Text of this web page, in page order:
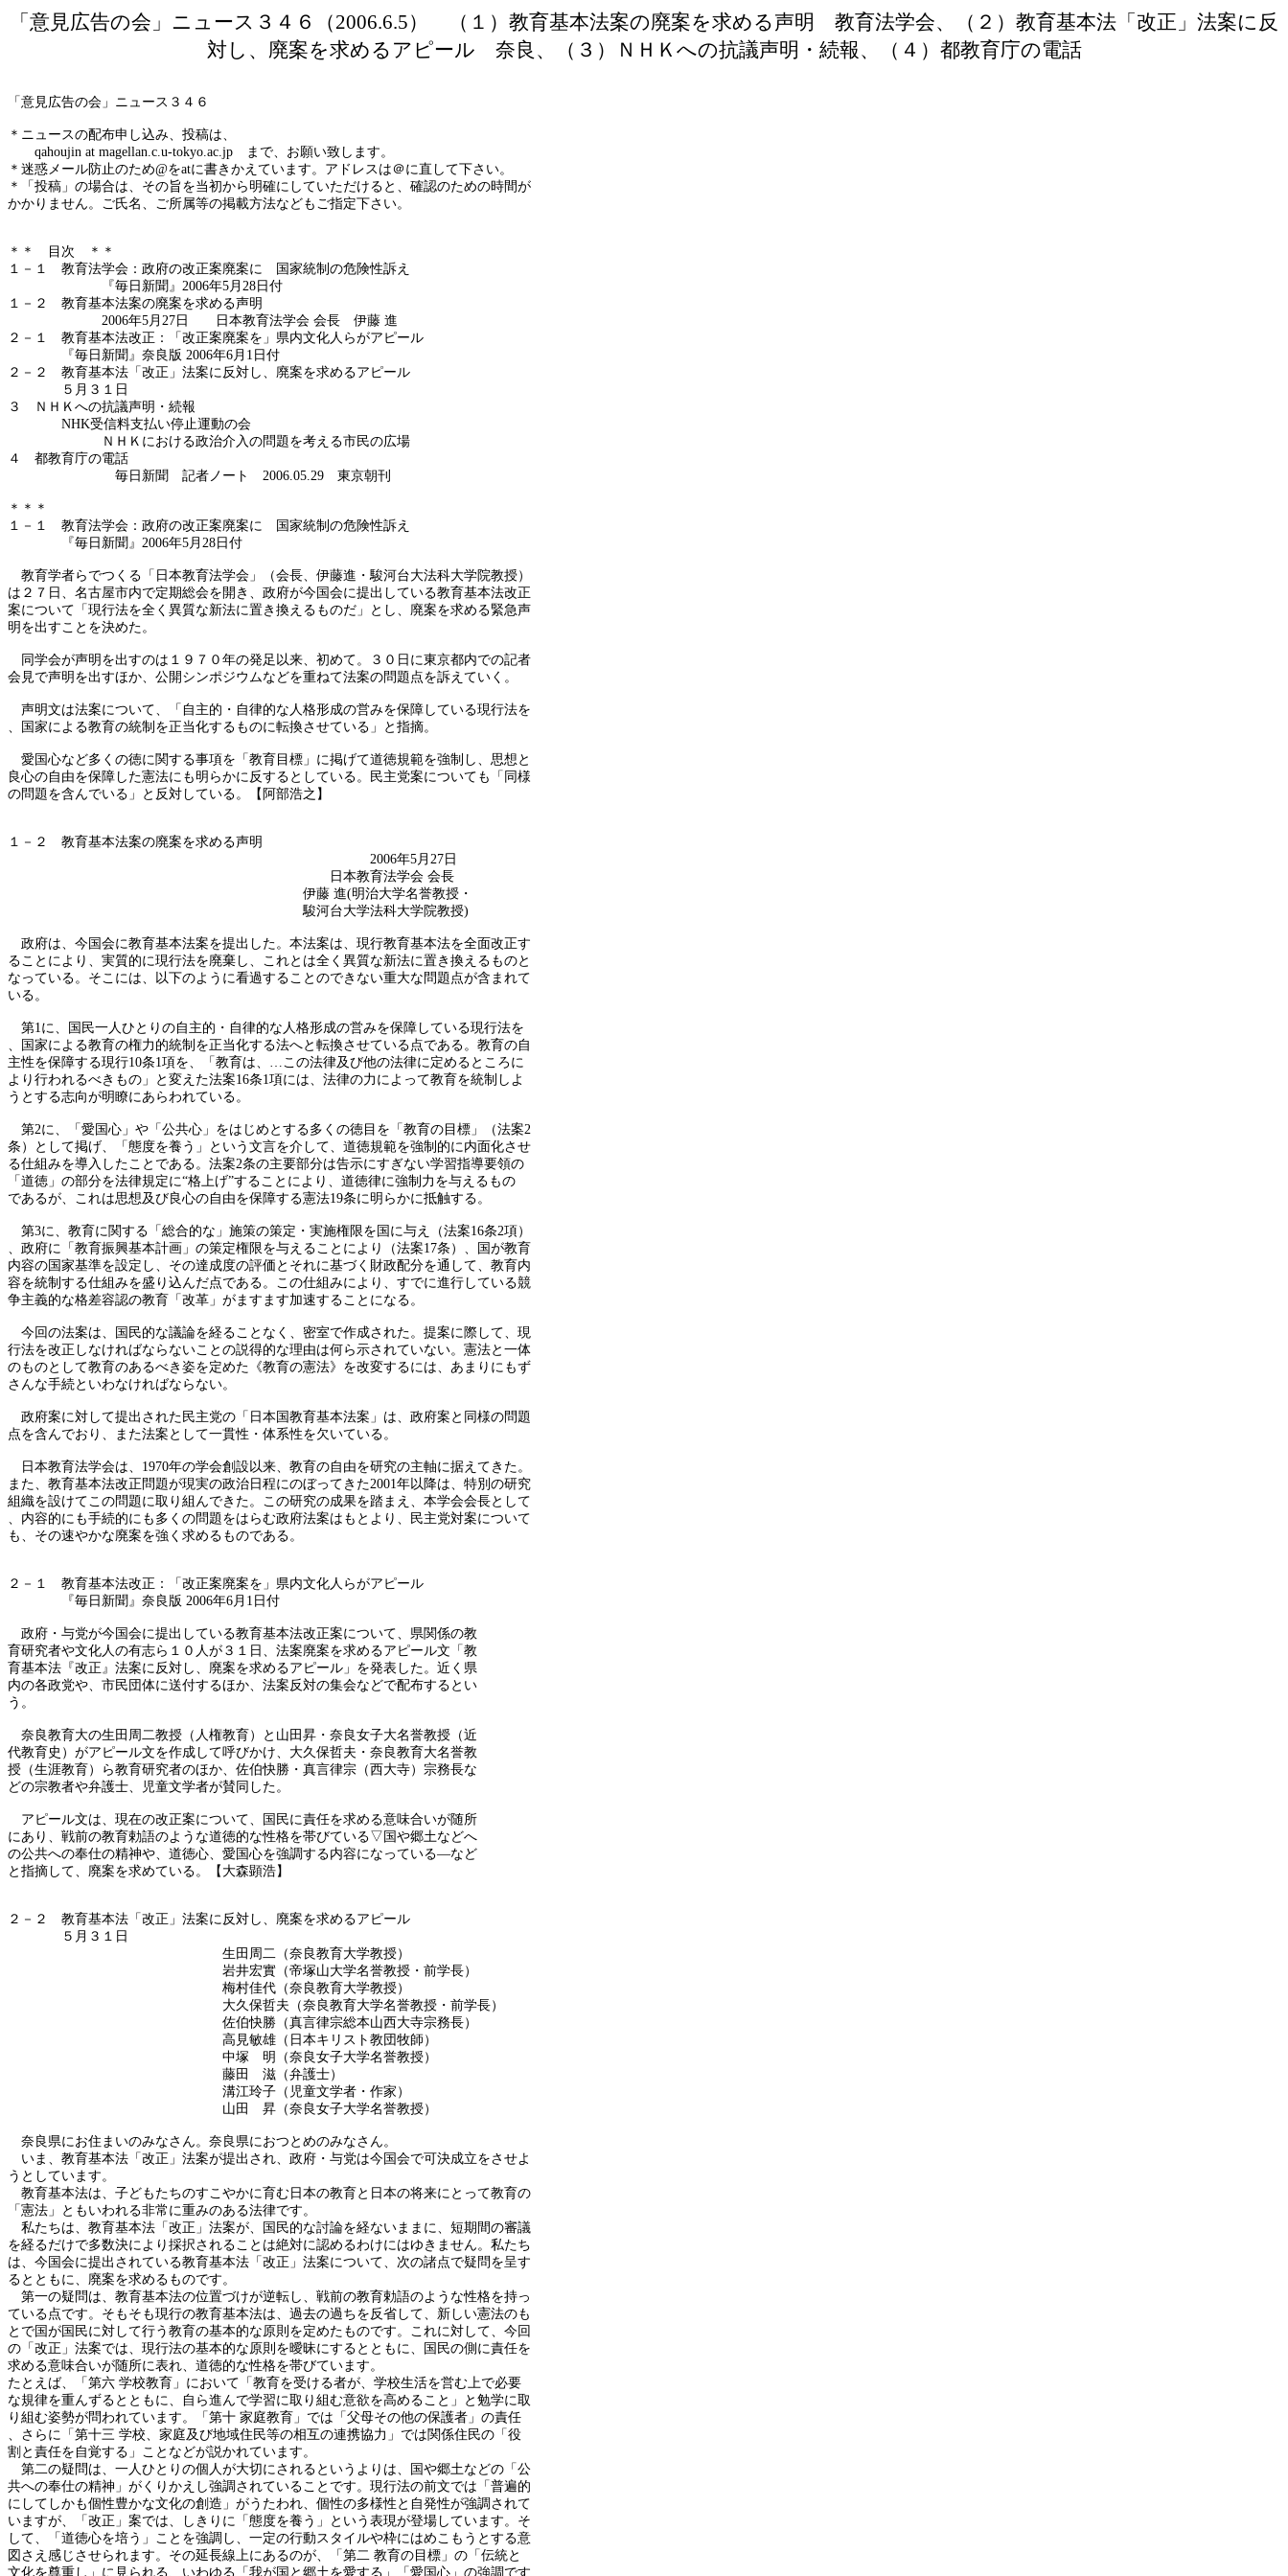
「意見広告の会」ニュース３４６（2006.6.5） （１）教育基本法案の廃案を求める声明 教育法学会、（２）教育基本法「改正」法案に反
対し、廃案を求めるアピール 奈良、（３）ＮＨＫへの抗議声明・続報、（４）都教育庁の電話
「意見広告の会」ニュース３４６
＊ニュースの配布申し込み、投稿は、
qahoujin at magellan.c.u-tokyo.ac.jp まで、お願い致します。
＊ 迷惑メール防止のため@をatに書きかえています。アドレスは＠に直して下さい。
＊「投稿」の場合は、その旨を当初から明確にしていただけると、確認のための時間が
かかりません。ご氏名、ご所属等の掲載方法などもご指定下さい。
＊＊ 目次 ＊＊
１－１ 教育法学会：政府の改正案廃案に 国家統制の危険性訴え
『毎日新聞』2006年5月28日付
１－２ 教育基本法案の廃案を求める声明
2006年5月27日 日本教育法学会 会長 伊藤 進
２－１ 教育基本法改正：「改正案廃案を」県内文化人らがアピール
『毎日新聞』奈良版 2006年6月1日付
２－２ 教育基本法「改正」法案に反対し、廃案を求めるアピール
５月３１日
３ ＮＨＫへの抗議声明・続報
NHK受信料支払い停止運動の会
ＮＨＫにおける政治介入の問題を考える市民の広場
４ 都教育庁の電話
毎日新聞 記者ノート 2006.05.29 東京朝刊
＊＊＊
１－１ 教育法学会：政府の改正案廃案に 国家統制の危険性訴え
『毎日新聞』2006年5月28日付
教育学者らでつくる「日本教育法学会」（会長、伊藤進・駿河台大法科大学院教授）
は２７日、名古屋市内で定期総会を開き、政府が今国会に提出している教育基本法改正
案について「現行法を全く異質な新法に置き換えるものだ」とし、廃案を求める緊急声
明を出すことを決めた。
同学会が声明を出すのは１９７０年の発足以来、初めて。３０日に東京都内での記者
会見で声明を出すほか、公開シンポジウムなどを重ねて法案の問題点を訴えていく。
声明文は法案について、「自主的・自律的な人格形成の営みを保障している現行法を
、国家による教育の統制を正当化するものに転換させている」と指摘。
愛国心など多くの徳に関する事項を「教育目標」に掲げて道徳規範を強制し、思想と
良心の自由を保障した憲法にも明らかに反するとしている。民主党案についても「同様
の問題を含んでいる」と反対している。【阿部浩之】
１－２ 教育基本法案の廃案を求める声明
2006年5月27日
日本教育法学会 会長
伊藤 進(明治大学名誉教授・
駿河台大学法科大学院教授)
政府は、今国会に教育基本法案を提出した。本法案は、現行教育基本法を全面改正す
ることにより、実質的に現行法を廃棄し、これとは全く異質な新法に置き換えるものと
なっている。そこには、以下のように看過することのできない重大な問題点が含まれて
いる。
第1に、国民一人ひとりの自主的・自律的な人格形成の営みを保障している現行法を
、国家による教育の権力的統制を正当化する法へと転換させている点である。教育の自
主性を保障する現行10条1項を、「教育は、…この法律及び他の法律に定めるところに
より行われるべきもの」と変えた法案16条1項には、法律の力によって教育を統制しよ
うとする志向が明瞭にあらわれている。
第2に、「愛国心」や「公共心」をはじめとする多くの徳目を「教育の目標」（法案2
条）として掲げ、「態度を養う」という文言を介して、道徳規範を強制的に内面化させ
る仕組みを導入したことである。法案2条の主要部分は告示にすぎない学習指導要領の
「道徳」の部分を法律規定に“格上げ”することにより、道徳律に強制力を与えるもの
であるが、これは思想及び良心の自由を保障する憲法19条に明らかに抵触する。
第3に、教育に関する「総合的な」施策の策定・実施権限を国に与え（法案16条2項）
、政府に「教育振興基本計画」の策定権限を与えることにより（法案17条）、国が教育
内容の国家基準を設定し、その達成度の評価とそれに基づく財政配分を通して、教育内
容を統制する仕組みを盛り込んだ点である。この仕組みにより、すでに進行している競
争主義的な格差容認の教育「改革」がますます加速することになる。
今回の法案は、国民的な議論を経ることなく、密室で作成された。提案に際して、現
行法を改正しなければならないことの説得的な理由は何ら示されていない。憲法と一体
のものとして教育のあるべき姿を定めた《教育の憲法》を改変するには、あまりにもず
さんな手続といわなければならない。
政府案に対して提出された民主党の「日本国教育基本法案」は、政府案と同様の問題
点を含んでおり、また法案として一貫性・体系性を欠いている。
日本教育法学会は、1970年の学会創設以来、教育の自由を研究の主軸に据えてきた。
また、教育基本法改正問題が現実の政治日程にのぼってきた2001年以降は、特別の研究
組織を設けてこの問題に取り組んできた。この研究の成果を踏まえ、本学会会長として
、内容的にも手続的にも多くの問題をはらむ政府法案はもとより、民主党対案について
も、その速やかな廃案を強く求めるものである。
２－１ 教育基本法改正：「改正案廃案を」県内文化人らがアピール
『毎日新聞』奈良版 2006年6月1日付
政府・与党が今国会に提出している教育基本法改正案について、県関係の教
育研究者や文化人の有志ら１０人が３１日、法案廃案を求めるアピール文「教
育基本法『改正』法案に反対し、廃案を求めるアピール」を発表した。近く県
内の各政党や、市民団体に送付するほか、法案反対の集会などで配布するとい
う。
奈良教育大の生田周二教授（人権教育）と山田昇・奈良女子大名誉教授（近
代教育史）がアピール文を作成して呼びかけ、大久保哲夫・奈良教育大名誉教
授（生涯教育）ら教育研究者のほか、佐伯快勝・真言律宗（西大寺）宗務長な
どの宗教者や弁護士、児童文学者が賛同した。
アピール文は、現在の改正案について、国民に責任を求める意味合いが随所
にあり、戦前の教育勅語のような道徳的な性格を帯びている▽国や郷土などへ
の公共への奉仕の精神や、道徳心、愛国心を強調する内容になっている―など
と指摘して、廃案を求めている。【大森顕浩】
２－２ 教育基本法「改正」法案に反対し、廃案を求めるアピール
５月３１日
生田周二（奈良教育大学教授）
岩井宏實（帝塚山大学名誉教授・前学長）
梅村佳代（奈良教育大学教授）
大久保哲夫（奈良教育大学名誉教授・前学長）
佐伯快勝（真言律宗総本山西大寺宗務長）
高見敏雄（日本キリスト教団牧師）
中塚 明（奈良女子大学名誉教授）
藤田 滋（弁護士）
溝江玲子（児童文学者・作家）
山田 昇（奈良女子大学名誉教授）
奈良県にお住まいのみなさん。奈良県におつとめのみなさん。
いま、教育基本法「改正」法案が提出され、政府・与党は今国会で可決成立をさせよ
うとしています。
教育基本法は、子どもたちのすこやかに育む日本の教育と日本の将来にとって教育の
「憲法」ともいわれる非常に重みのある法律です。
私たちは、教育基本法「改正」法案が、国民的な討論を経ないままに、短期間の審議
を経るだけで多数決により採択されることは絶対に認めるわけにはゆきません。私たち
は、今国会に提出されている教育基本法「改正」法案について、次の諸点で疑問を呈す
るとともに、廃案を求めるものです。
第一の疑問は、教育基本法の位置づけが逆転し、戦前の教育勅語のような性格を持っ
ている点です。そもそも現行の教育基本法は、過去の過ちを反省して、新しい憲法のも
とで国が国民に対して行う教育の基本的な原則を定めたものです。これに対して、今回
の「改正」法案では、現行法の基本的な原則を曖昧にするとともに、国民の側に責任を
求める意味合いが随所に表れ、道徳的な性格を帯びています。
たとえば、「第六 学校教育」において「教育を受ける者が、学校生活を営む上で必要
な規律を重んずるとともに、自ら進んで学習に取り組む意欲を高めること」と勉学に取
り組む姿勢が問われています。「第十 家庭教育」では「父母その他の保護者」の責任
、さらに「第十三 学校、家庭及び地域住民等の相互の連携協力」では関係住民の「役
割と責任を自覚する」ことなどが説かれています。
第二の疑問は、一人ひとりの個人が大切にされるというよりは、国や郷土などの「公
共への奉仕の精神」がくりかえし強調されていることです。現行法の前文では「普遍的
にしてしかも個性豊かな文化の創造」がうたわれ、個性の多様性と自発性が強調されて
いますが、「改正」案では、しきりに「態度を養う」という表現が登場しています。そ
して、「道徳心を培う」ことを強調し、一定の行動スタイルや枠にはめこもうとする意
図さえ感じさせられます。その延長線上にあるのが、「第二 教育の目標」の「伝統と
文化を尊重し」に見られる、いわゆる「我が国と郷土を愛する」「愛国心」の強調です